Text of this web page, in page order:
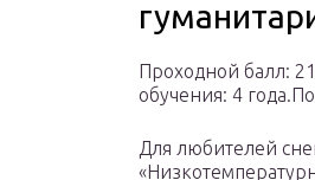
Проходной балл:
обучения: 4
Для любителей